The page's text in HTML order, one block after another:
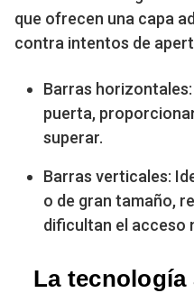
que ofrecen una capa
contra intentos de
Barras
puerta,
superar.
Barras verticales:
o de gran tamaño,
dificultan el acceso
La